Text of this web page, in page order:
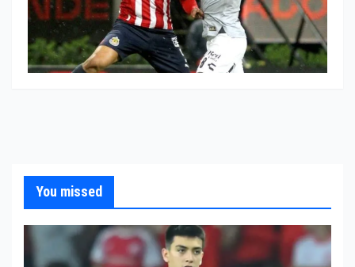
You missed